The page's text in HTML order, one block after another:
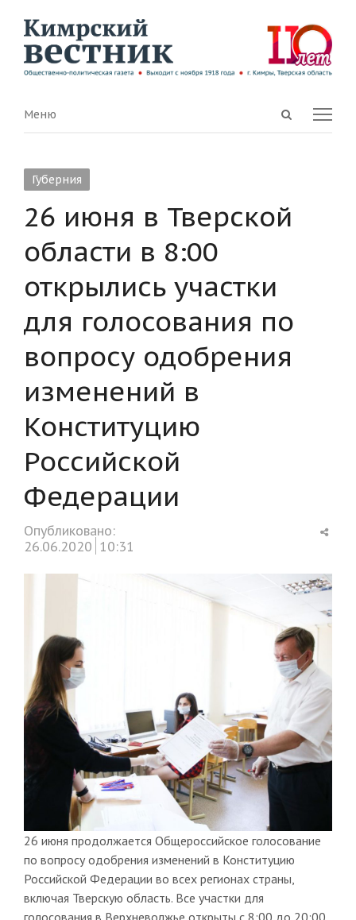
Open
Menu
Меню
Губерния
26 июня в Тверской
области в 8:00
открылись участки
для голосования по
вопросу одобрения
изменений в
Конституцию
Российской
Федерации
Опубликовано:
26.06.2020 10:31
26 июня продолжается Общероссийское голосование
по вопросу одобрения изменений в Конституцию
Российской Федерации во всех регионах страны,
включая Тверскую область. Все участки для
голосования в Верхневолжье открыты с 8:00 до 20:00,